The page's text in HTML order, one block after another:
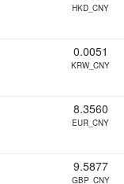
HKD_CNY
0.0051
KRW_CNY
8.3560
EUR_CNY
9.5877
GBP_CNY